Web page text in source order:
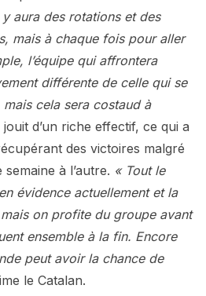
y aura des rotations et des
mais à chaque fois pour aller
l’équipe qui affrontera
différente de celle qui se
cela sera costaud à
d’un riche effectif, ce qui a
des victoires malgré
à l’autre. « Tout le
évidence actuellement et la
on profite du groupe avant
ensemble à la fin. Encore
peut avoir la chance de
le Catalan.